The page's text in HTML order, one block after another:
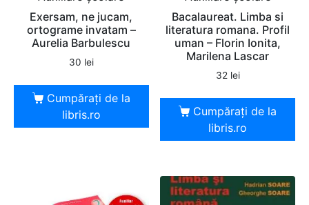
Exersam, ne jucam,
ortograme invatam –
Aurelia Barbulescu
30 lei
Cumpărați de la
libris.ro
Bacalaureat. Limba si
literatura romana. Profil
uman – Florin Ionita,
Marilena Lascar
32 lei
Cumpărați de la
libris.ro